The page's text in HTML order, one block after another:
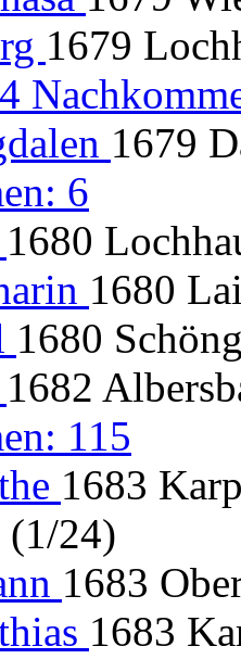
1679
1679
6
1680
1680
1680
1682
115
1683
(1/24)
1683
1683